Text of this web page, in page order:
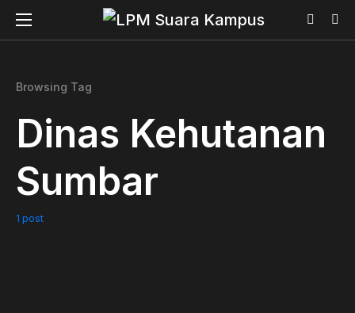
Browsing Tag
Dinas Kehutanan
Sumbar
1 post